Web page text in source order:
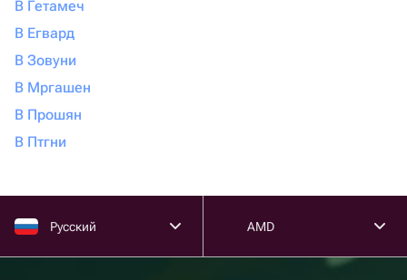
В Гетамеч
В Егвард
В Зовуни
В Мргашен
В Прошян
В Птгни
Русский AMD